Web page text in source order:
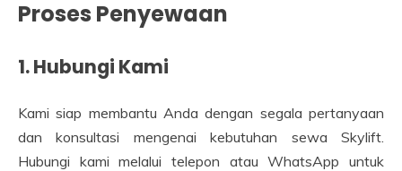
Proses Penyewaan
1. Hubungi Kami
Kami siap membantu Anda dengan segala pertanyaan
dan konsultasi mengenai kebutuhan sewa Skylift.
Hubungi kami melalui telepon atau WhatsApp untuk